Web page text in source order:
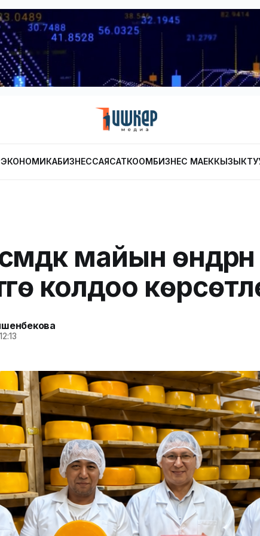
ЭКОНОМИКАБИЗНЕССАЯСАТКООМБИЗНЕС МАЕК
майын өндүрүүнү
колдоо